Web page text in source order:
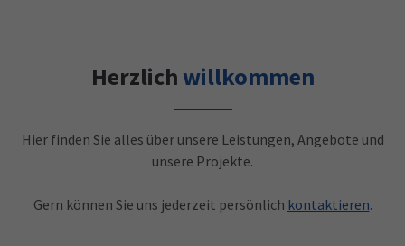
About us
Aenean commodo ligula eget dolor. Aenean massa. Cum
sociis natoque penatibus et magnis dis parturient montes,
Herzlich willkommen
Hier finden Sie alles über unsere Leistungen, Angebote und
unsere Projekte.
Gern können Sie uns jederzeit persönlich kontaktieren.